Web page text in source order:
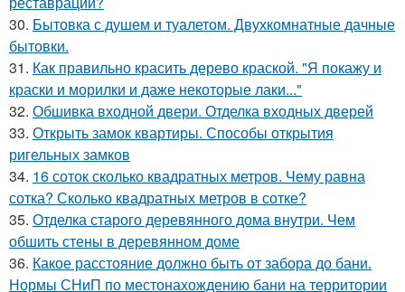
30. Бытовка с душем и туалетом. Двухкомнатные дачные
бытовки.
31. Как правильно красить дерево краской. "Я покажу и
краски и морилки и даже некоторые лаки..."
32. Обшивка входной двери. Отделка входных дверей
33. Открыть замок квартиры. Способы открытия
ригельных замков
34. 16 соток сколько квадратных метров. Чему равна
сотка? Сколько квадратных метров в сотке?
35. Отделка старого деревянного дома внутри. Чем
обшить стены в деревянном доме
36. Какое расстояние должно быть от забора до бани.
Нормы СНиП по местонахождению бани на территории